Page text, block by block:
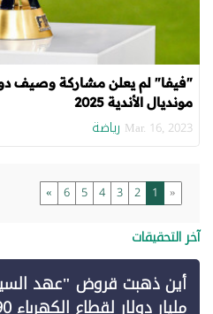
مونديال الأندية 2025
Mar. 16, 2023 رياضة
«
1
2
3
4
5
6
»
آخر التحقيقات